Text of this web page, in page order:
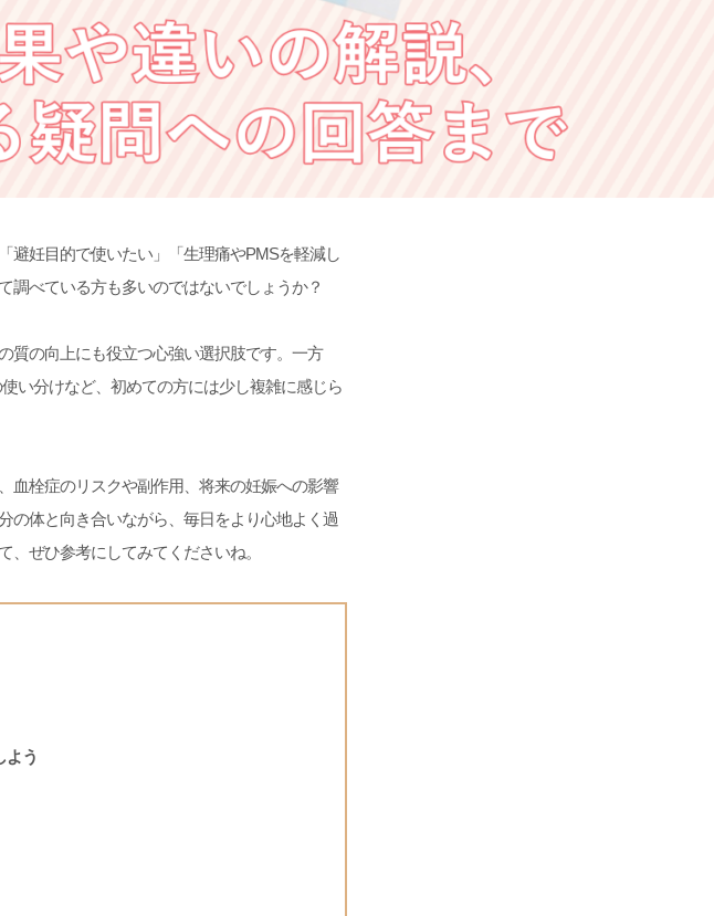
避妊目的で使いたい」「生理痛やPMSを軽減し
調べている方も多いのではないでしょうか？
質の向上にも役立つ心強い選択肢です。一方
い分けなど、初めての方には少し複雑に感じら
血栓症のリスクや副作用、将来の妊娠への影響
の体と向き合いながら、毎日をより心地よく過
ぜひ参考にしてみてくださいね。
よう